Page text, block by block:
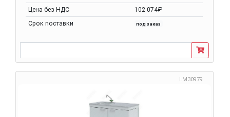
Цена без НДС
102 074₽
Срок поставки
под заказ
LM30979